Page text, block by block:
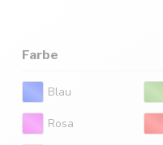
Farbe
Blau
Rosa